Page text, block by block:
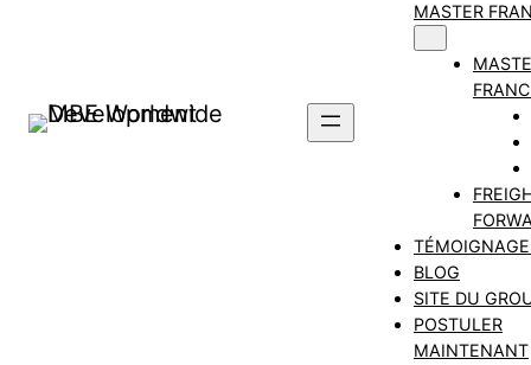
MASTER
BLOG
SITE DU
POSTULER
MAINTENANT